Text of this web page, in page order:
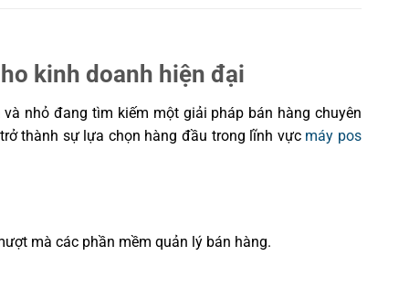
kinh doanh hiện đại
nhỏ đang tìm kiếm một giải pháp bán hàng chuyên
thành sự lựa chọn hàng đầu trong lĩnh vực máy pos
mà các phần mềm quản lý bán hàng.